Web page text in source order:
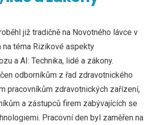
již tradičně na Novotného lávce v
na téma Rizikové aspekty
a AI: Technika, lidé a zákony.
odborníkům z řad zdravotnického
pracovníkům zdravotnických zařízení,
a zástupců firem zabývajících se
Pracovní den byl zaměřen na